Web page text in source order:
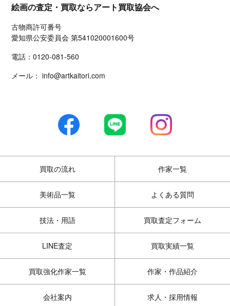
絵画の査定・買取ならアート買取協会へ
古物商許可番号
愛知県公安委員会 第541020001600号
電話：0120-081-560
メール： info@artkaitori.com
買取の流れ 作家一覧
美術品一覧 よくある質問
技法・用語 買取査定フォーム
LINE査定 買取実績一覧
買取強化作家一覧 作家・作品紹介
会社案内 求人・採用情報